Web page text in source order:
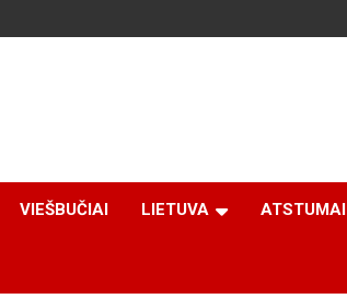
VIEŠBUČIAI LIETUVA ATSTUMAI